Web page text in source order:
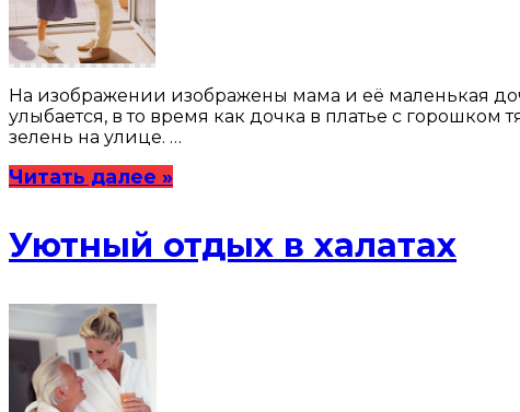
На изображении изображены мама и её маленькая
улыбается, в то время как дочка в платье с
зелень на улице. …
Читать далее »
Уютный отдых в халатах